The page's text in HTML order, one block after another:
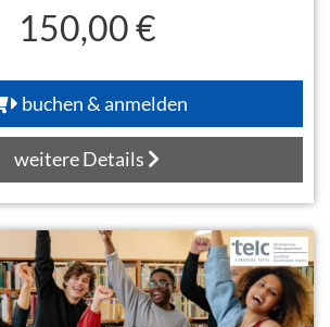
150,00 €
buchen & anmelden
weitere Details